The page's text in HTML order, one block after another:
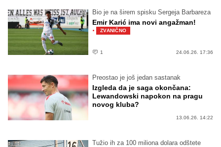
Bio je na širem spisku Sergeja Barbareza
Emir Karić ima novi angažman!
· ZVANIČNO
1 24.06.26. 17:36
Preostao je još jedan sastanak
Izgleda da je saga okončana:
Lewandowski napokon na pragu
novog kluba?
13.06.26. 14:22
Tužio ih za 100 miliona dolara odštete